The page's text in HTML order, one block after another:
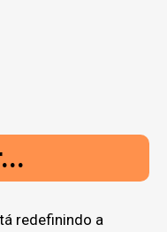
redefinindo a